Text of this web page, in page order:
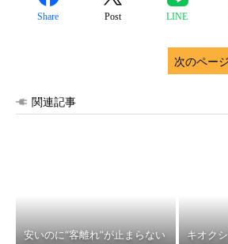
Share Post LINE
次のペー
関連記事
安いのに“客離れ”が止まらない
キオク